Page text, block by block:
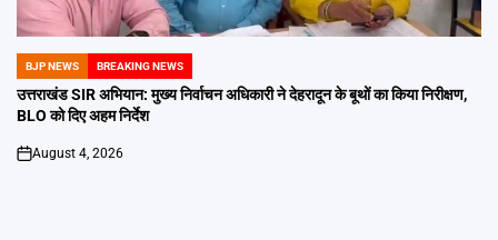
POSTED
IN
BJP NEWS BREAKING NEWS
उत्तराखंड SIR अभियान: मुख्य निर्वाचन अधिकारी ने देहरादून के बूथों का किया निरीक्षण,
BLO को दिए अहम निर्देश
on
August 4, 2026